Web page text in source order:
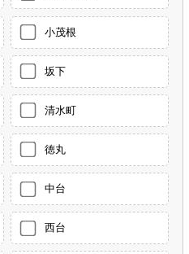
小茂根
坂下
清水町
徳丸
中台
西台